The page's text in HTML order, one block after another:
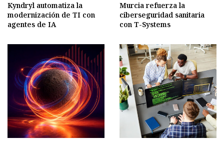
Kyndryl automatiza la
modernización de TI con
agentes de IA
Murcia refuerza la
ciberseguridad sanitaria
con T-Systems